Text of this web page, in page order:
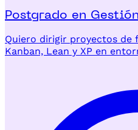
Postgrado en
Quiero dirigir proyectos de
Kanban, Lean y XP en